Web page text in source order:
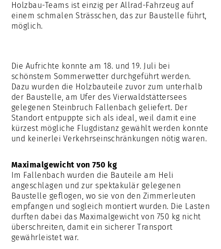
Holzbau-Teams ist einzig per Allrad-Fahrzeug auf
einem schmalen Strässchen, das zur Baustelle führt,
möglich.
Die Aufrichte konnte am 18. und 19. Juli bei
schönstem Sommerwetter durchgeführt werden.
Dazu wurden die Holzbauteile zuvor zum unterhalb
der Baustelle, am Ufer des Vierwaldstättersees
gelegenen Steinbruch Fallenbach geliefert. Der
Standort entpuppte sich als ideal, weil damit eine
kürzest mögliche Flugdistanz gewählt werden konnte
und keinerlei Verkehrseinschränkungen nötig waren.
Maximalgewicht von 750 kg
Im Fallenbach wurden die Bauteile am Heli
angeschlagen und zur spektakulär gelegenen
Baustelle geflogen, wo sie von den Zimmerleuten
empfangen und sogleich montiert wurden. Die Lasten
durften dabei das Maximalgewicht von 750 kg nicht
überschreiten, damit ein sicherer Transport
gewährleistet war.